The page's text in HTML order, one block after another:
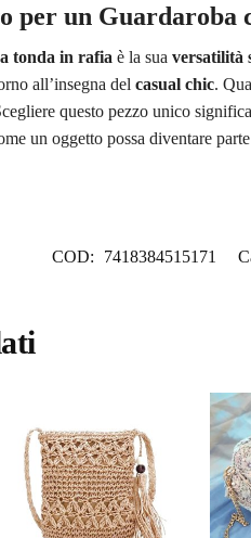
per un Guardaroba
tonda in rafia è la sua versatilità
all’insegna del casual chic.
questo pezzo unico
un oggetto possa diventare
COD: 7418384515171